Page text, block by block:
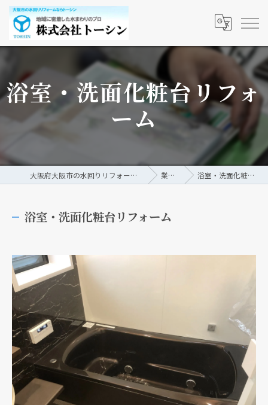
浴室・洗面化粧台リフォ
ーム
大阪府大阪市の水回りリフォームなら株式会社トーシン 業務内容 浴室・洗面化粧台リフォーム
浴室・洗面化粧台リフォーム